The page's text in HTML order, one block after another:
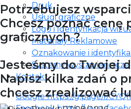
Druk
Usługi graficzne
Logo i Identyfikacja
Materiały Reklamowe
Oznakowanie i
Systemy wystawiennicze
Kontakt
Google https://g.page/r/
Potrzebujesz
Chcesz poznać cenę
graficznych ?
Jesteśmy do Twojej
Napisz kilka zdań o
chcesz zrealizować